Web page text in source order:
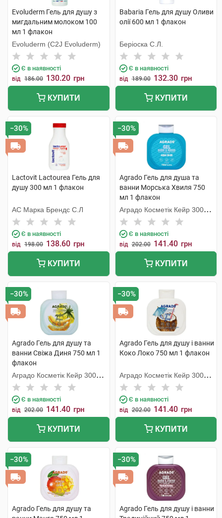
Evoluderm Гель для душу з
мигдальним молоком 100
мл 1 флакон
Evoluderm (C2J Evoluderm)
Є в наявності
від 186.00 130.20 грн
КУПИТИ
Babaria Гель для душу Оливи
олії 600 мл 1 флакон
Беріоска С.Л.
Є в наявності
від 189.00 132.30 грн
КУПИТИ
−30%
Lactovit Lactourea Гель для
душу 300 мл 1 флакон
АС Марка Брендс С.Л
Є в наявності
від 198.00 138.60 грн
КУПИТИ
−30%
Agrado Гель для душа та
ванни Морська Хвиля 750
мл 1 флакон
Аградо Косметік Кейр 3000
С.Л.У.
Є в наявності
від 202.00 141.40 грн
КУПИТИ
−30%
Agrado Гель для душу та
ванни Свіжа Диня 750 мл 1
флакон
Аградо Косметік Кейр 3000
С.Л.У.
Є в наявності
від 202.00 141.40 грн
КУПИТИ
−30%
Agrado Гель для душу і ванни
Коко Локо 750 мл 1 флакон
Аградо Косметік Кейр 3000
С.Л.У.
Є в наявності
від 202.00 141.40 грн
КУПИТИ
−30%
Agrado Гель для душу та
−30%
Agrado Гель для душу і ванни